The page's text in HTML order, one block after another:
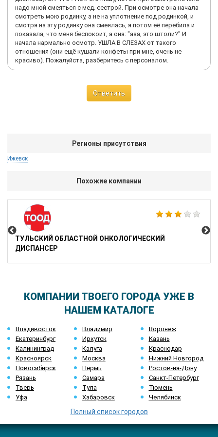
надо мной смеяться с мед. сестрой. При осмотре она начала
смотреть мою родинку, а не на уплотнение под родинкой, и
смотря на эту родинку она смеялась, я потом её перебила и
показала, что меня беспокоит, а она: "ааа, это штоли?" И
начала нармально осмотр. УШЛА В СЛЕЗАХ от такого
отношения (они ещё кушали конфеты при мне, очень не
красиво). Пожалуйста, разберитесь с персоналом.
Ответить
Регионы присутствия
Ижевск
Похожие компании
ТУЛЬСКИЙ ОБЛАСТНОЙ ОНКОЛОГИЧЕСКИЙ
ДИСПАНСЕР
КОМПАНИИ ТВОЕГО ГОРОДА УЖЕ В
НАШЕМ КАТАЛОГЕ
Владивосток Владимир
Воронеж
Екатеринбург
Иркутск
Казань
Калининград
Калуга
Краснодар
Красноярск
Москва
Нижний Новгород
Новосибирск
Пермь
Ростов-на-Дону
Рязань
Самара
Санкт-Петербург
Тверь
Тула
Тюмень
Уфа
Хабаровск Челябинск
Полный список городов